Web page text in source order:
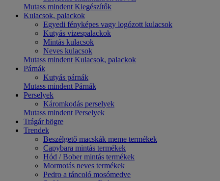
Mutass mindent Kiegészítők
Kulacsok, palackok
Egyedi fényképes vagy logózott kulacsok
Kutyás vizespalackok
Mintás kulacsok
Neves kulacsok
Mutass mindent Kulacsok, palackok
Párnák
Kutyás párnák
Mutass mindent Párnák
Perselyek
Káromkodás perselyek
Mutass mindent Perselyek
Trágár bögre
Trendek
Beszélgető macskák meme termékek
Capybara mintás termékek
Hód / Bober mintás termékek
Mormotás neves termékek
Pedro a táncoló mosómedve